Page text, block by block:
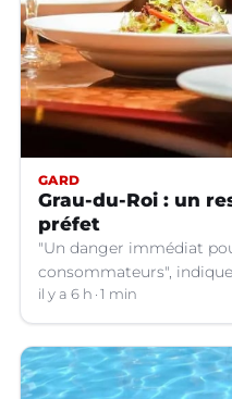
GARD
Grau-du-Roi : un
préfet
"Un danger immédiat
consommateurs",
il y a 6 h 1 min